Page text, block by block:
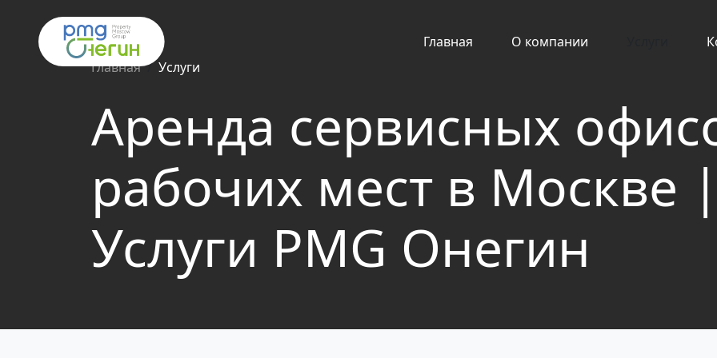
Главная О компании
Главная
Услуги
Аренда сервисных
рабочих мест в Москве |
Услуги PMG Онегин